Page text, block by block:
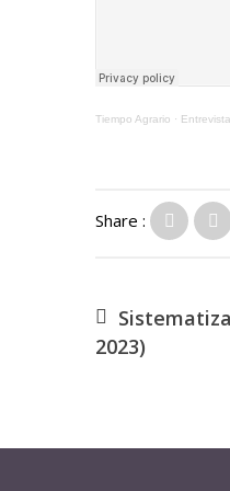
Tiempo Agrario ·
Share :
2023)